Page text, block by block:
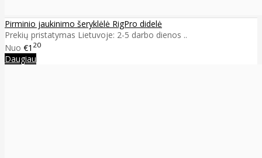
Pirminio jaukinimo šeryklėlė RigPro didelė
Prekių pristatymas Lietuvoje: 2-5 darbo dienos ..
Nuo €1 20
Daugiau